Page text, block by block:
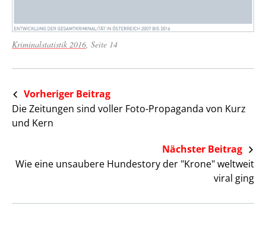
Kriminalstatistik 2016, Seite 14
Vorheriger Beitrag
Die Zeitungen sind voller Foto-Propaganda von Kurz
und Kern
Nächster Beitrag
Wie eine unsaubere Hundestory der "Krone" weltweit
viral ging